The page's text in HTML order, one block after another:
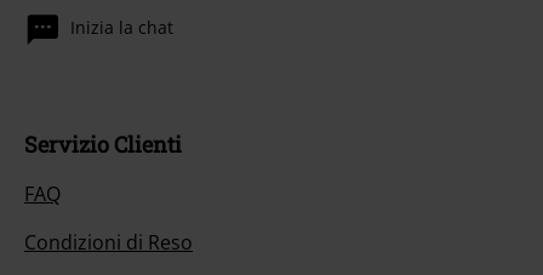
Inizia la chat
Servizio Clienti
FAQ
Condizioni di Reso